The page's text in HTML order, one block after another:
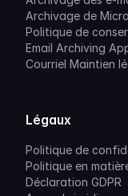
Archivage de
Politique de
Email Archiving
Courriel Maintien
Légaux
Politique de
Politique en
Déclaration GDPR